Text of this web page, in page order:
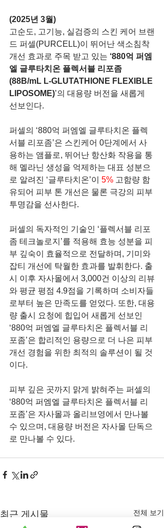
(2025년 3월)
고순도, 고기능, 실검증의 스킨 케어 브랜
드 퍼셀(PURCELL)이 뛰어난 색소침착
개선 효과로 주목 받고 있는 ‘880억 퍼엠
엘 글루타치온 플렉서블 리포좀
(88B/mL L-GLUTATHIONE FLEXIBLE
LIPOSOME)’의 대용량 버전을 새롭게
선보인다.
퍼셀의 ‘880억 퍼엠엘 글루타치온 플렉
서블 리포좀’은 스킨케어 0단계에서 사
용하는 앰플로, 뛰어난 항산화 작용을 통
해 멜라닌 생성을 억제하는 대표 성분으
로 알려진 ‘글루타치온’이 5% 고함량 함
유되어 피부 톤 개선은 물론 극강의 피부
투명감을 선사한다.
퍼셀의 독자적인 기술인 ‘플렉서블 리포
좀 테크놀로지’를 적용해 효능 성분을 피
부 깊숙이 효율적으로 전달하며, 기미와
잡티 개선에 탁월한 효과를 발휘한다. 출
시 이후 자사몰에서 3,000건 이상의 리뷰
와 평균 평점 4.9점을 기록하며 소비자들
로부터 높은 만족도를 얻었다. 또한, 대용
량 출시 요청에 힙입어 새롭게 선보인
‘880억 퍼엠엘 글루타치온 플렉서블 리
포좀’은 합리적인 용량으로 더 나은 피부
개선 경험을 위한 최적의 솔루션이 될 것
이다.
피부 깊은 곳까지 맑게 밝혀주는 퍼셀의
‘880억 퍼엠엘 글루타치온 플렉서블 리
포좀’은 자사몰과 올리브영에서 만나볼
수 있으며, 대용량 버전은 자사몰 단독으
로 만나볼 수 있다.
최근 게시물 전체 보기